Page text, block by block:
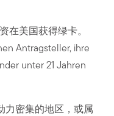
在美国获得绿卡。
Antragsteller, ihre
unter 21 Jahren
力密集的地区，或属